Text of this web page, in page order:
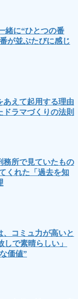
緒に“ひとつの番
が並ぶたびに感じ
あえて起用する理由
ラマづくりの法則
務所で見ていたもの
くれた「過去を知
、コミュ力が高いと
で素晴らしい」
価値”